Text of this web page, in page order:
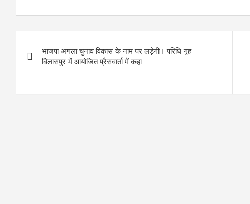
navigation
भाजपा अगला चुनाव विकास के नाम पर लड़ेगी। परिधि गृह
बिलासपुर में आयोजित प्रैसवार्ता में कहा